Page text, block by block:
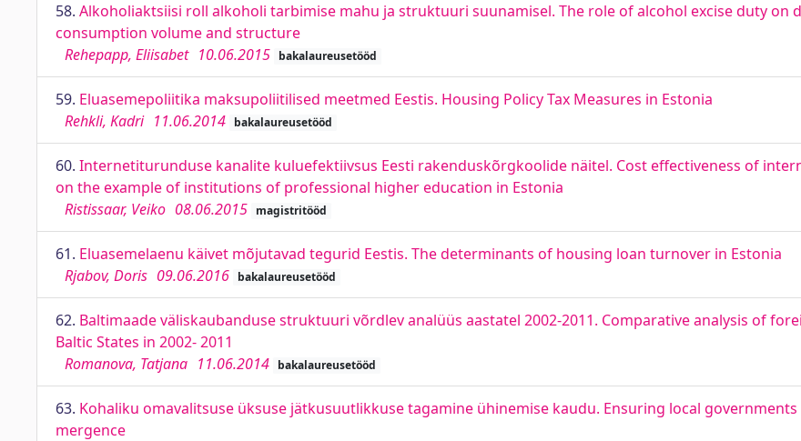
58. Alkoholiaktsiisi roll alkoholi tarbimise mahu ja struktuuri suunamisel. The role of alcohol excise duty on
consumption volume and structure
Rehepapp, Eliisabet 10.06.2015 bakalaureusetööd
59. Eluasemepoliitika maksupoliitilised meetmed Eestis. Housing Policy Tax Measures in Estonia
Rehkli, Kadri 11.06.2014 bakalaureusetööd
60. Internetiturunduse kanalite kuluefektiivsus Eesti rakenduskõrgkoolide näitel. Cost effectiveness of
on the example of institutions of professional higher education in Estonia
Ristissaar, Veiko 08.06.2015 magistritööd
61. Eluasemelaenu käivet mõjutavad tegurid Eestis. The determinants of housing loan turnover in Estonia
Rjabov, Doris 09.06.2016 bakalaureusetööd
62. Baltimaade väliskaubanduse struktuuri võrdlev analüüs aastatel 2002-2011. Comparative analysis of
Baltic States in 2002- 2011
Romanova, Tatjana 11.06.2014 bakalaureusetööd
63. Kohaliku omavalitsuse üksuse jätkusuutlikkuse tagamine ühinemise kaudu. Ensuring local
mergence